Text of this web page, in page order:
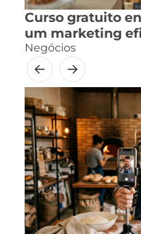
Curso gratuito
um marketing
Negócios